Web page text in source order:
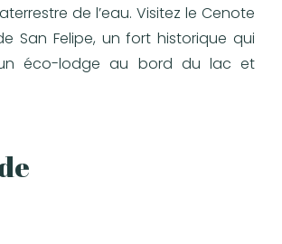
de l’eau. Visitez le Cenote
San Felipe, un fort historique qui
éco-lodge au bord du lac et